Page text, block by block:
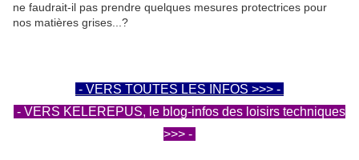
ne faudrait-il pas prendre quelques mesures protectrices pour
nos matières grises...?
- VERS TOUTES LES INFOS >>> -
- VERS KELEREPUS, le blog-infos des loisirs techniques
>>> -